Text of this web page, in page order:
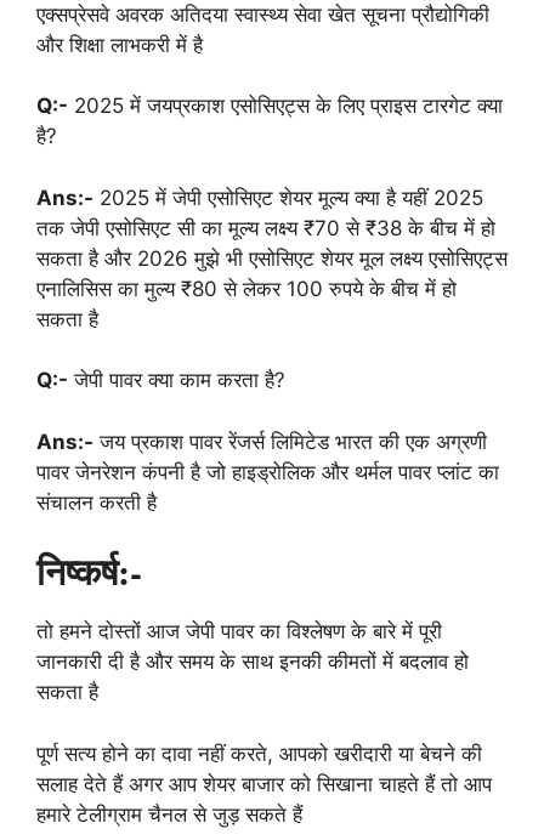
एक्सप्रेसवे अवरक अतिदया स्वास्थ्य सेवा खेत सूचना प्रौद्योगिकी
और शिक्षा लाभकरी में है
Q:- 2025 में जयप्रकाश एसोसिएट्स के लिए प्राइस टारगेट क्या
है?
Ans:- 2025 में जेपी एसोसिएट शेयर मूल्य क्या है यहीं 2025
तक जेपी एसोसिएट सी का मूल्य लक्ष्य ₹70 से ₹38 के बीच में हो
सकता है और 2026 मुझे भी एसोसिएट शेयर मूल लक्ष्य एसोसिएट्स
एनालिसिस का मुल्य ₹80 से लेकर 100 रुपये के बीच में हो
सकता है
Q:- जेपी पावर क्या काम करता है?
Ans:- जय प्रकाश पावर रेंजर्स लिमिटेड भारत की एक अग्रणी
पावर जेनरेशन कंपनी है जो हाइड्रोलिक और थर्मल पावर प्लांट का
संचालन करती है
निष्कर्ष:-
तो हमने दोस्तों आज जेपी पावर का विश्लेषण के बारे में पूरी
जानकारी दी है और समय के साथ इनकी कीमतों में बदलाव हो
सकता है
पूर्ण सत्य होने का दावा नहीं करते, आपको खरीदारी या बेचने की
सलाह देते हैं अगर आप शेयर बाजार को सिखाना चाहते हैं तो आप
हमारे टेलीग्राम चैनल से जुड़ सकते हैं